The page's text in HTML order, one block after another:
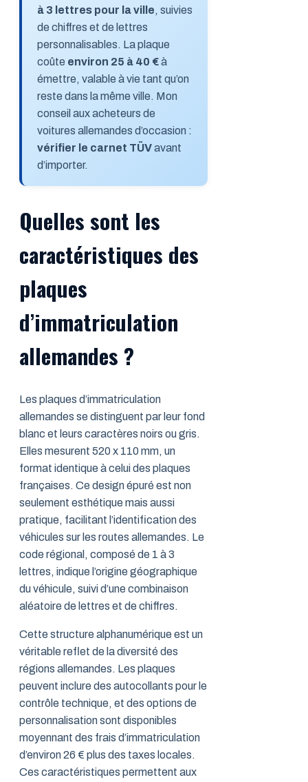
à 3 lettres pour la ville, suivies
de chiffres et de lettres
personnalisables. La plaque
coûte environ 25 à 40 €à
émettre, valable à vie tant qu’on
reste dans la même ville. Mon
conseil aux acheteurs de
voitures allemandes d’occasion :
vérifier le carnet TÜVavant
d’importer.
Quelles sont les
caractéristiques des
plaques
d’immatriculation
allemandes ?
Les plaques d’immatriculation
allemandes se distinguent par leur fond
blanc et leurs caractères noirs ou gris.
Elles mesurent 520 x 110 mm, un
format identique à celui des plaques
françaises. Ce design épuré est non
seulement esthétique mais aussi
pratique, facilitant l’identification des
véhicules sur les routes allemandes. Le
code régional, composé de 1 à 3
lettres, indique l’origine géographique
du véhicule, suivi d’une combinaison
aléatoire de lettres et de chiffres.
Cette structure alphanumérique est un
véritable reflet de la diversité des
régions allemandes. Les plaques
peuvent inclure des autocollants pour le
contrôle technique, et des options de
personnalisation sont disponibles
moyennant des frais d’immatriculation
d’environ 26 € plus des taxes locales.
Ces caractéristiques permettent aux